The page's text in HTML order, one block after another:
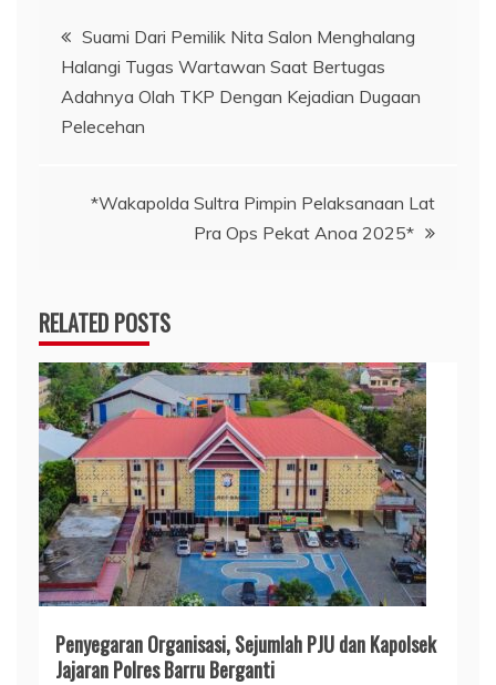
Navigasi
pos
Suami Dari Pemilik Nita Salon Menghalang
Halangi Tugas Wartawan Saat Bertugas
Adahnya Olah TKP Dengan Kejadian Dugaan
Pelecehan
*Wakapolda Sultra Pimpin Pelaksanaan Lat
Pra Ops Pekat Anoa 2025*
RELATED POSTS
​Penyegaran Organisasi, Sejumlah PJU dan Kapolsek
Jajaran Polres Barru Berganti